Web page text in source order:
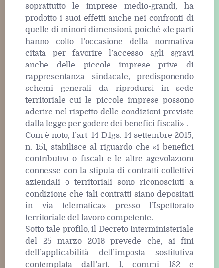
soprattutto le imprese medio-grandi, ha
prodotto i suoi effetti anche nei confronti di
quelle di minori dimensioni, poiché «le parti
hanno colto l’occasione della normativa
citata per favorire l’accesso agli sgravi
anche delle piccole imprese prive di
rappresentanza sindacale, predisponendo
schemi generali da riprodursi in sede
territoriale cui le piccole imprese possono
aderire nel rispetto delle condizioni previste
dalla legge per godere dei benefici fiscali» .
Com’è noto, l’art. 14 D.lgs. 14 settembre 2015,
n. 151, stabilisce al riguardo che «i benefici
contributivi o fiscali e le altre agevolazioni
connesse con la stipula di contratti collettivi
aziendali o territoriali sono riconosciuti a
condizione che tali contratti siano depositati
in via telematica» presso l’Ispettorato
territoriale del lavoro competente.
Sotto tale profilo, il Decreto interministeriale
del 25 marzo 2016 prevede che, ai fini
dell’applicabilità dell’imposta sostitutiva
contemplata dall’art. 1, commi 182 e